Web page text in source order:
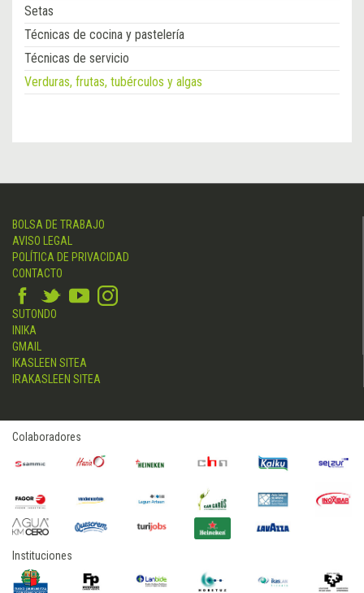
Setas
Técnicas de cocina y pastelería
Técnicas de servicio
Verduras, frutas, tubérculos y algas
BOLSA DE TRABAJO
AVISO LEGAL
POLÍTICA DE PRIVACIDAD
CONTACTO
SUTONDO
INIKA
GMAIL
IKASLEEN SITEA
IRAKASLEEN SITEA
Colaboradores
Instituciones